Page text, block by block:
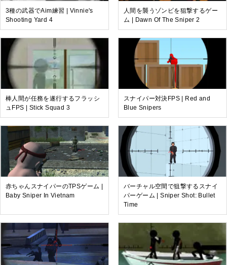
3種の武器でAim練習 | Vinnie's
Shooting Yard 4
人間を襲うゾンビを狙撃するゲー
ム | Dawn Of The Sniper 2
棒人間が任務を遂行するフラッシ
ュFPS | Stick Squad 3
スナイパー対決FPS | Red and
Blue Snipers
赤ちゃんスナイパーのTPSゲーム |
Baby Sniper In Vietnam
バーチャル空間で狙撃するスナイ
パーゲーム | Sniper Shot: Bullet
Time